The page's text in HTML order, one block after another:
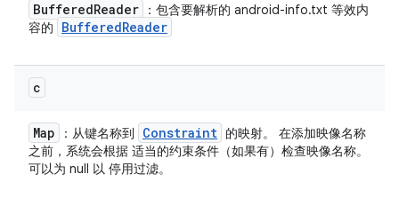
BufferedReader
：包含要解析的 android-info.txt 等效内
容的
BufferedReader
c
Map ：从键名称到 Constraint 的映射。 在添加映像名称
之前，系统会根据 适当的约束条件（如果有）检查映像名称。
可以为 null 以 停用过滤。